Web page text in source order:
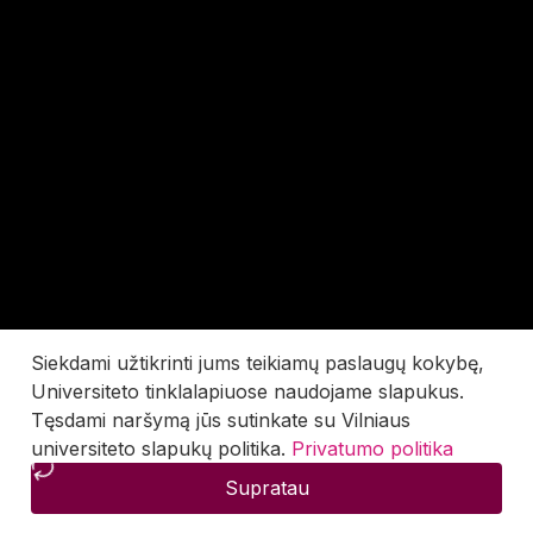
Siekdami užtikrinti jums teikiamų paslaugų kokybę,
Universiteto tinklalapiuose naudojame slapukus.
Tęsdami naršymą jūs sutinkate su Vilniaus
universiteto slapukų politika. Privatumo politika
Supratau